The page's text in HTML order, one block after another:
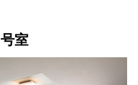
室